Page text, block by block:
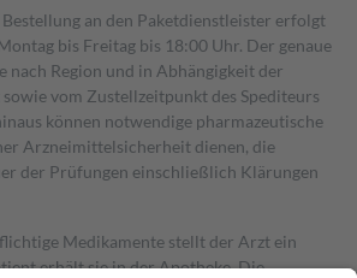
an den Paketdienstleister erfolgt
bis Freitag bis 18:00 Uhr. Der genaue
nach Region und in Abhängigkeit der
vom Zustellzeitpunkt des Spediteurs
können notwendige pharmazeutische
Arzneimittelsicherheit dienen, die
der Prüfungen einschließlich Klärungen
Medikamente stellt der Arzt ein
erhält sie in der Apotheke. Die